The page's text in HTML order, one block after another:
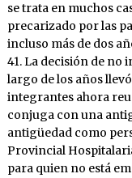
se trata en muchos
precarizado por las
incluso más de dos
41. La decisión de no
largo de los años
integrantes ahora
conjuga con una
antigüedad como
Provincial Hospitalaria
para quien no está